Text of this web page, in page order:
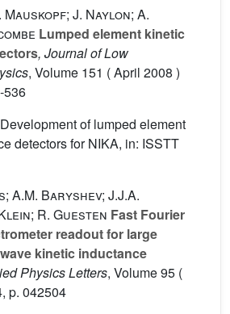
Mauskopf; J. Naylon; A.
Lumped element kinetic
, Journal of Low
, Volume 151 ( April 2008 )
536
of lumped element
detectors for NIKA, in: ISSTT
A.M. Baryshev; J.J.A.
R. Guesten Fast Fourier
readout for large
kinetic inductance
Physics Letters, Volume 95 (
p. 042504